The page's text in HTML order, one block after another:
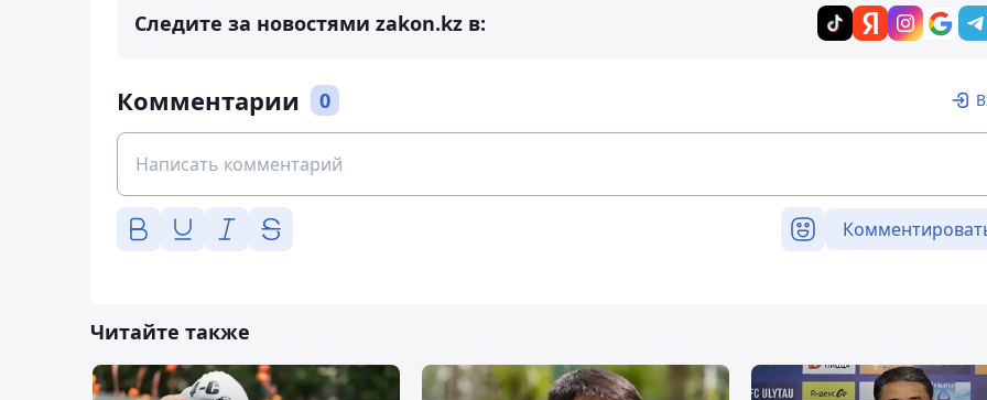
Следите за новостями zakon.kz в:
Комментарии 0
Читайте также